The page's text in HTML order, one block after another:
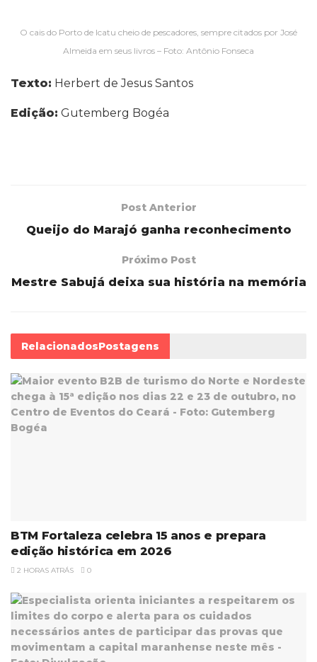
O cais do Porto de Icatu cheio de pescadores, sempre citados por José
Almeida em seus livros – Foto: Antônio Fonseca
Texto: Herbert de Jesus Santos
Edição: Gutemberg Bogéa
Post Anterior
Queijo do Marajó ganha reconhecimento
Próximo Post
Mestre Sabujá deixa sua história na memória
RelacionadosPostagens
BTM Fortaleza celebra 15 anos e prepara
edição histórica em 2026
2 HORAS ATRÁS 0